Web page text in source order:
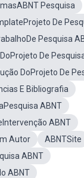
Pesquisa
De
Pesquisa
De
DoProjeto De
E Bibliografia
ABNT
ABNT
Autor
ABNTSite
ABNT
ABNT